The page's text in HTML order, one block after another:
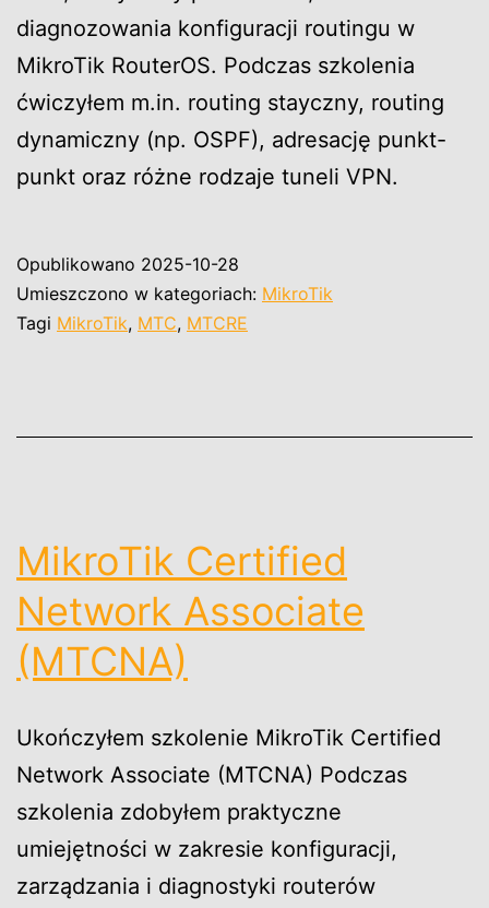
diagnozowania konfiguracji routingu w
MikroTik RouterOS. Podczas szkolenia
ćwiczyłem m.in. routing stayczny, routing
dynamiczny (np. OSPF), adresację punkt-
punkt oraz różne rodzaje tuneli VPN.
Opublikowano 2025-10-28
Umieszczono w kategoriach: MikroTik
Tagi MikroTik, MTC, MTCRE
MikroTik Certified
Network Associate
(MTCNA)
Ukończyłem szkolenie MikroTik Certified
Network Associate (MTCNA) Podczas
szkolenia zdobyłem praktyczne
umiejętności w zakresie konfiguracji,
zarządzania i diagnostyki routerów